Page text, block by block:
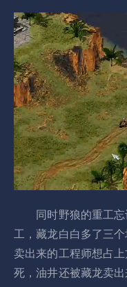
同时野狼的重工忘
工，藏龙白白多了三
卖出来的工程师想占
死，油井还被藏龙卖